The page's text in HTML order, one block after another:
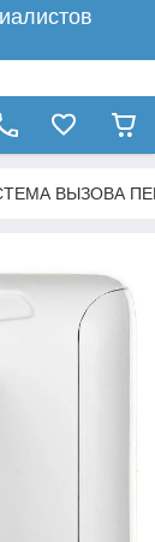
ВЫЗОВА